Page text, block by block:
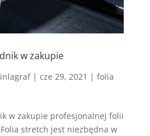
w zakupie
| cze 29, 2021 | folia
w zakupie profesjonalnej folii
stretch jest niezbędna w